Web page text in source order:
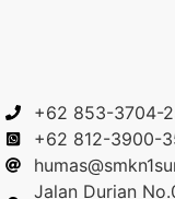
+62 853-3704-
+62 812-3900-
Jalan Durian